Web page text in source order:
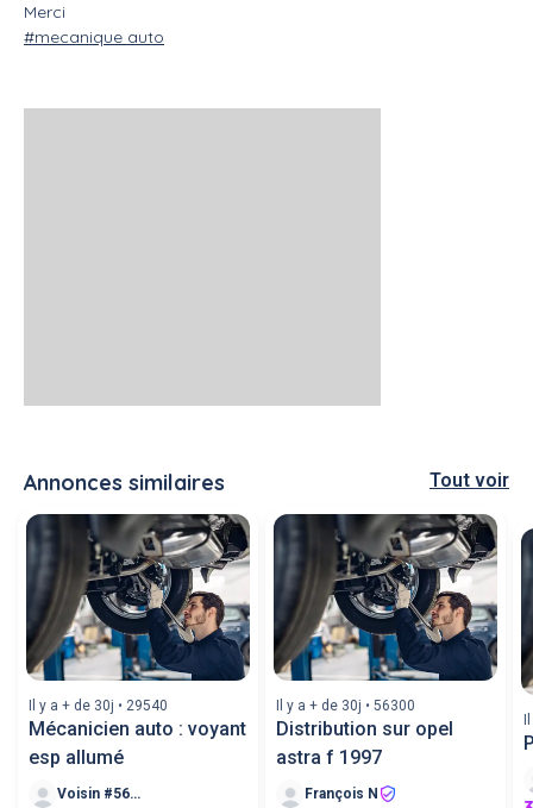
Merci
#mecanique auto
Annonces similaires Tout voir
Il y a + de 30j • 29540
Mécanicien auto : voyant
esp allumé
Voisin #56678
Il y a + de 30j • 56300
Distribution sur opel
astra f 1997
François N
Il